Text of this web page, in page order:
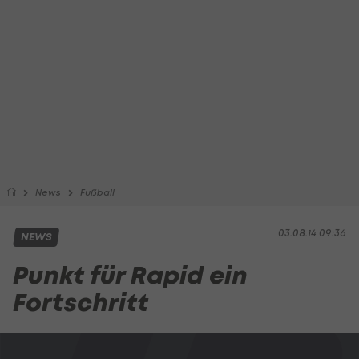
News Fußball
03.08.14 09:36
NEWS
Punkt für Rapid ein
Fortschritt